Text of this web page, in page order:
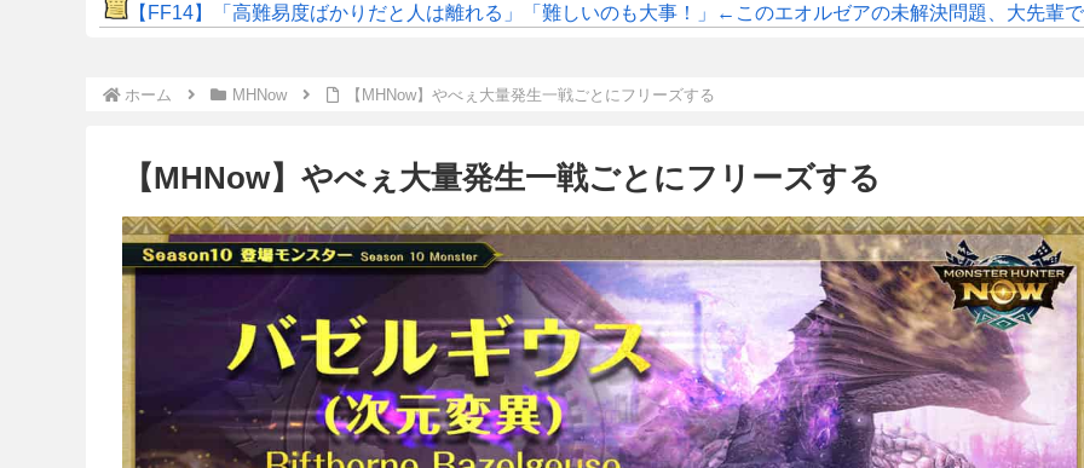
【FF14】「高難易度ばかりだと人は離れる」「難しいのも大事！」←このエオルゼアの未解決問題、大先輩
ホーム MHNow 【MHNow】やべぇ大量発生一戦ごとにフリーズする
【MHNow】やべぇ大量発生一戦ごとにフリーズする